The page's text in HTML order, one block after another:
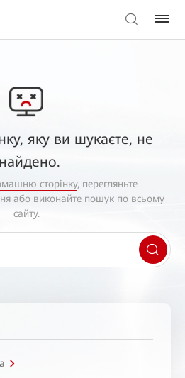
яку ви шукаєте, не
сторінку, перегляньте
або виконайте пошук по всьому
сайту.